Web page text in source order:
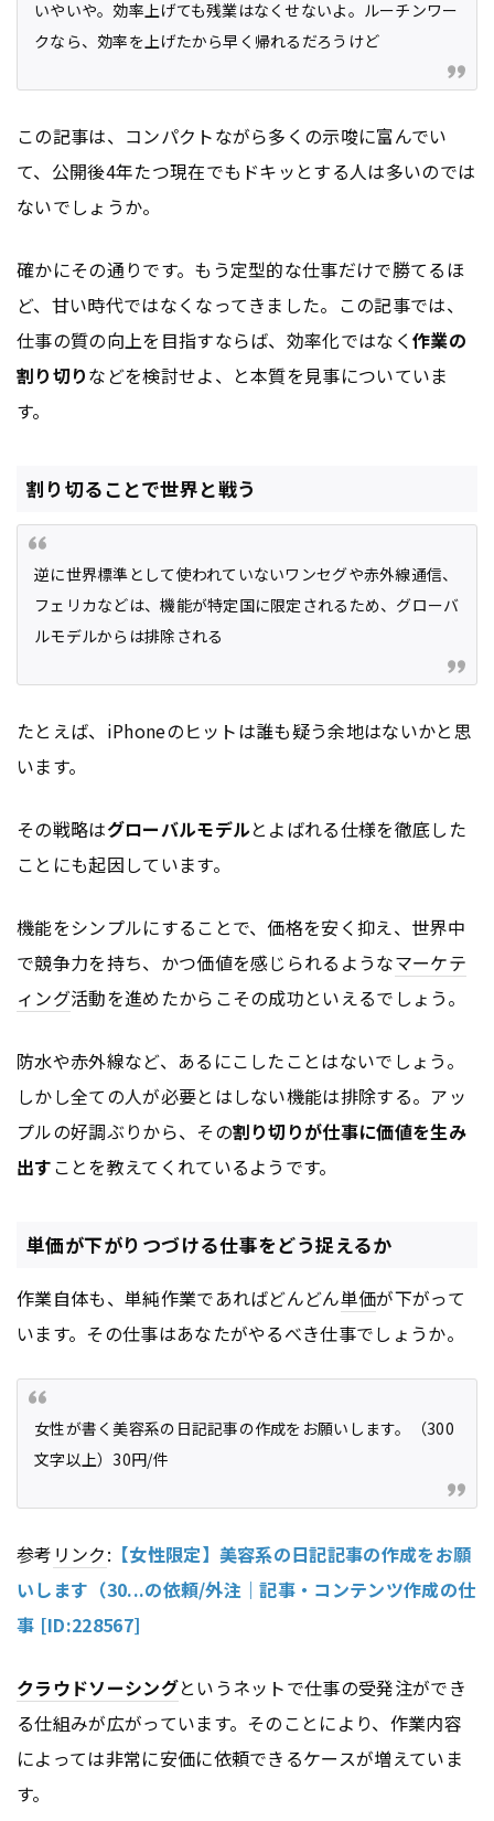
いやいや。効率上げても残業はなくせないよ。ルーチンワー
クなら、効率を上げたから早く帰れるだろうけど
この記事は、コンパクトながら多くの示唆に富んでい
て、公開後4年たつ現在でもドキッとする人は多いのでは
ないでしょうか。
確かにその通りです。もう定型的な仕事だけで勝てるほ
ど、甘い時代ではなくなってきました。この記事では、
仕事の質の向上を目指すならば、効率化ではなく作業の
割り切りなどを検討せよ、と本質を見事についていま
す。
割り切ることで世界と戦う
逆に世界標準として使われていないワンセグや赤外線通信、
フェリカなどは、機能が特定国に限定されるため、グローバ
ルモデルからは排除される
たとえば、iPhoneのヒットは誰も疑う余地はないかと思
います。
その戦略はグローバルモデルとよばれる仕様を徹底した
ことにも起因しています。
機能をシンプルにすることで、価格を安く抑え、世界中
で競争力を持ち、かつ価値を感じられるようなマーケテ
ィング活動を進めたからこその成功といえるでしょう。
防水や赤外線など、あるにこしたことはないでしょう。
しかし全ての人が必要とはしない機能は排除する。アッ
プルの好調ぶりから、その割り切りが仕事に価値を生み
出すことを教えてくれているようです。
単価が下がりつづける仕事をどう捉えるか
作業自体も、単純作業であればどんどん単価が下がって
います。その仕事はあなたがやるべき仕事でしょうか。
女性が書く美容系の日記記事の作成をお願いします。（300
文字以上）30円/件
参考 リンク: 【女性限定】美容系の日記記事の作成をお願
いします（30...の依頼/外注｜記事・コンテンツ作成の仕
事 [ID:228567]
クラウドソーシングというネットで仕事の受発注ができ
る仕組みが広がっています。そのことにより、作業内容
によっては非常に安価に依頼できるケースが増えていま
す。